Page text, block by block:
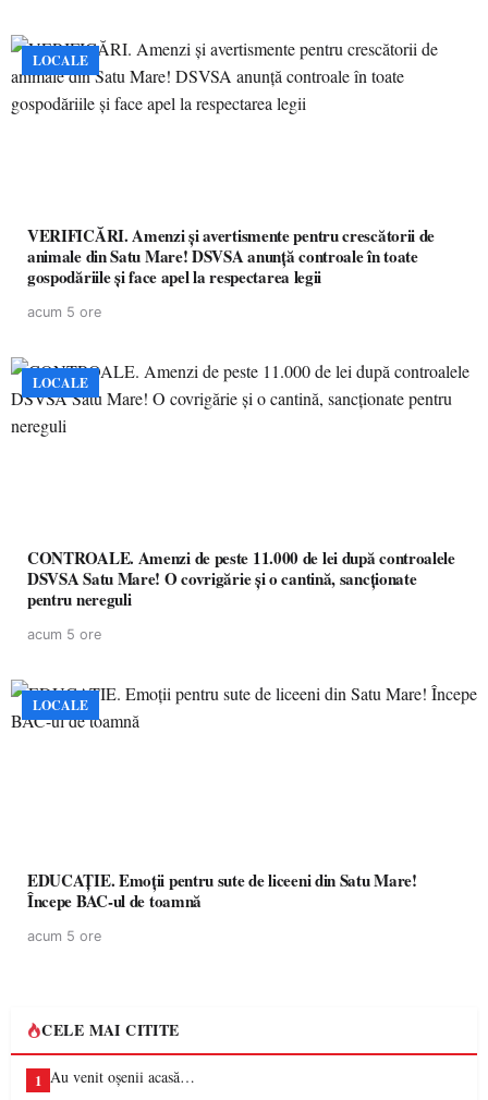
LOCALE
VERIFICĂRI. Amenzi și avertismente pentru crescătorii de
animale din Satu Mare! DSVSA anunță controale în toate
gospodăriile și face apel la respectarea legii
acum 5 ore
LOCALE
CONTROALE. Amenzi de peste 11.000 de lei după controalele
DSVSA Satu Mare! O covrigărie și o cantină, sancționate
pentru nereguli
acum 5 ore
LOCALE
EDUCAȚIE. Emoții pentru sute de liceeni din Satu Mare!
Începe BAC-ul de toamnă
acum 5 ore
CELE MAI CITITE
1 Au venit oșenii acasă…